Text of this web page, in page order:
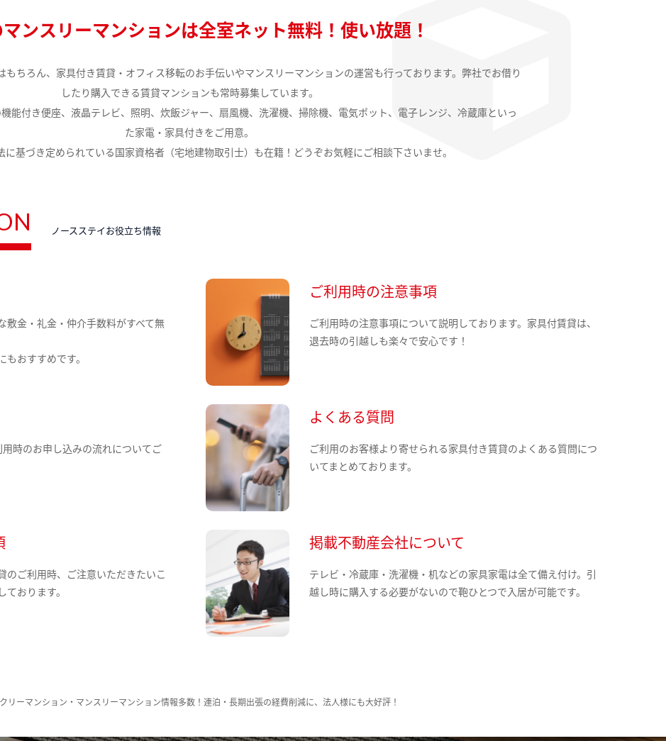
ンスリーマンションは全室ネット無料！使い放題！
ちろん、家具付き賃貸・オフィス移転のお手伝いやマンスリーマンションの運営も行っております。弊社でお借り
したり購入できる賃貸マンションも常時募集しています。
能付き便座、液晶テレビ、照明、炊飯ジャー、扇風機、洗濯機、掃除機、電気ポット、電子レンジ、冷蔵庫といっ
た家電・家具付きをご用意。
に基づき定められている国家資格者（宅地建物取引士）も在籍！どうぞお気軽にご相談下さいませ。
ノースステイお役立ち情報
敷金・礼金・仲介手数料がすべて無
おすすめです。
ご利用時の注意事項
ご利用時の注意事項について説明しております。家具付賃貸は、
退去時の引越しも楽々で安心です！
時のお申し込みの流れについてご
よくある質問
ご利用のお客様より寄せられる家具付き賃貸のよくある質問につ
いてまとめております。
のご利用時、ご注意いただきたいこ
おります。
掲載不動産会社について
テレビ・冷蔵庫・洗濯機・机などの家具家電は全て備え付け。引
越し時に購入する必要がないので鞄ひとつで入居が可能です。
ーマンション・マンスリーマンション情報多数！連泊・長期出張の経費削減に、法人様にも大好評！